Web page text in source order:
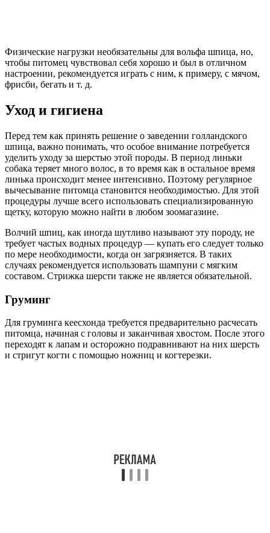
Физические нагрузки необязательны для вольфа шпица, но,
чтобы питомец чувствовал себя хорошо и был в отличном
настроении, рекомендуется играть с ним, к примеру, с мячом,
фрисби, бегать и т. д.
Уход и гигиена
Перед тем как принять решение о заведении голландского
шпица, важно понимать, что особое внимание потребуется
уделить уходу за шерстью этой породы. В период линьки
собака теряет много волос, в то время как в остальное время
линька происходит менее интенсивно. Поэтому регулярное
вычесывание питомца становится необходимостью. Для этой
процедуры лучше всего использовать специализированную
щетку, которую можно найти в любом зоомагазине.
Волчий шпиц, как иногда шутливо называют эту породу, не
требует частых водных процедур — купать его следует только
по мере необходимости, когда он загрязняется. В таких
случаях рекомендуется использовать шампуни с мягким
составом. Стрижка шерсти также не является обязательной.
Груминг
Для груминга кеесхонда требуется предварительно расчесать
питомца, начиная с головы и заканчивая хвостом. После этого
переходят к лапам и осторожно подравнивают на них шерсть
и стригут когти с помощью ножниц и когтерезки.